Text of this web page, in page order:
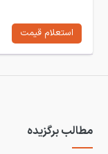
استعلام قیمت
مطالب برگزیده